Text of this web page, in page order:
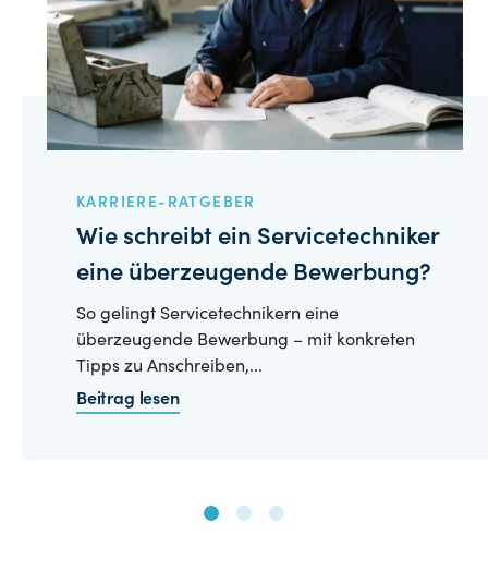
KARRIERE-RATGEBER
Wie schreibt ein Servicetechniker
eine überzeugende Bewerbung?
So gelingt Servicetechnikern eine
überzeugende Bewerbung – mit konkreten
Tipps zu Anschreiben,...
Beitrag lesen